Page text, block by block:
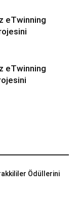
eTwinning
eTwinning
Ödüllerini